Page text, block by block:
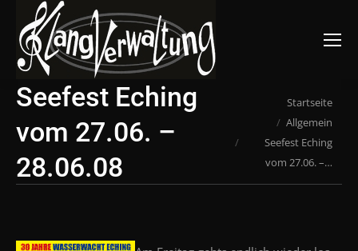
Suchen:
Seefest Eching
vom 27.06. –
28.06.08
Startseite
Allgemein
Seefest Eching
vom 27.06. –…